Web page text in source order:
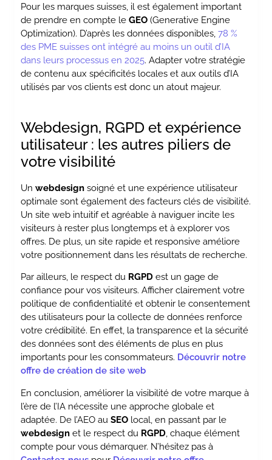
Pour les marques suisses, il est également important
de prendre en compte le GEO (Generative Engine
Optimization). D’après les données disponibles, 78 %
des PME suisses ont intégré au moins un outil d’IA
dans leurs processus en 2025. Adapter votre stratégie
de contenu aux spécificités locales et aux outils d’IA
utilisés par vos clients est donc un atout majeur.
Webdesign, RGPD et expérience
utilisateur : les autres piliers de
votre visibilité
Un webdesign soigné et une expérience utilisateur
optimale sont également des facteurs clés de visibilité.
Un site web intuitif et agréable à naviguer incite les
visiteurs à rester plus longtemps et à explorer vos
offres. De plus, un site rapide et responsive améliore
votre positionnement dans les résultats de recherche.
Par ailleurs, le respect du RGPD est un gage de
confiance pour vos visiteurs. Afficher clairement votre
politique de confidentialité et obtenir le consentement
des utilisateurs pour la collecte de données renforce
votre crédibilité. En effet, la transparence et la sécurité
des données sont des éléments de plus en plus
importants pour les consommateurs. Découvrir notre
offre de création de site web
En conclusion, améliorer la visibilité de votre marque à
l’ère de l’IA nécessite une approche globale et
adaptée. De l’AEO au SEO local, en passant par le
webdesign et le respect du RGPD, chaque élément
compte pour vous démarquer. N’hésitez pas à